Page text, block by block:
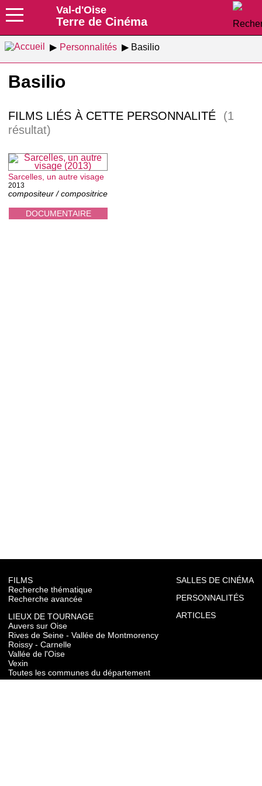
Val-d'Oise
Terre de Cinéma
Personnalités Basilio
Basilio
FILMS LIÉS À CETTE PERSONNALITÉ
(1
résultat)
DOCUMENTAIRE
Sarcelles, un autre visage
2013
compositeur / compositrice
FILMS
Recherche thématique
Recherche avancée
LIEUX DE TOURNAGE
Auvers sur Oise
Rives de Seine - Vallée de Montmorency
Roissy - Carnelle
Vallée de l'Oise
Vexin
Toutes les communes du département
SALLES DE CINÉMA
PERSONNALITÉS
ARTICLES